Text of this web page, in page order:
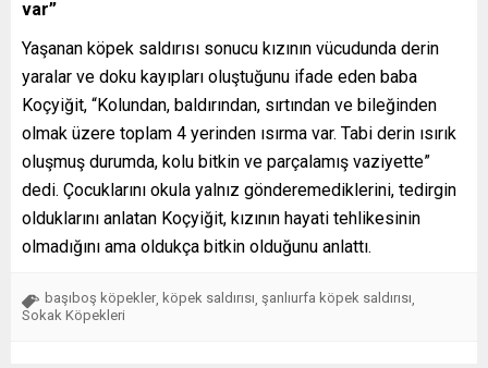
var”
Yaşanan köpek saldırısı sonucu kızının vücudunda derin
yaralar ve doku kayıpları oluştuğunu ifade eden baba
Koçyiğit, “Kolundan, baldırından, sırtından ve bileğinden
olmak üzere toplam 4 yerinden ısırma var. Tabi derin ısırık
oluşmuş durumda, kolu bitkin ve parçalamış vaziyette”
dedi. Çocuklarını okula yalnız gönderemediklerini, tedirgin
olduklarını anlatan Koçyiğit, kızının hayati tehlikesinin
olmadığını ama oldukça bitkin olduğunu anlattı.
başıboş köpekler köpek saldırısı şanlıurfa köpek saldırısı
Sokak Köpekleri